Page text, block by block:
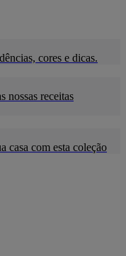
cores e dicas.
nossas receitas
casa com esta coleção